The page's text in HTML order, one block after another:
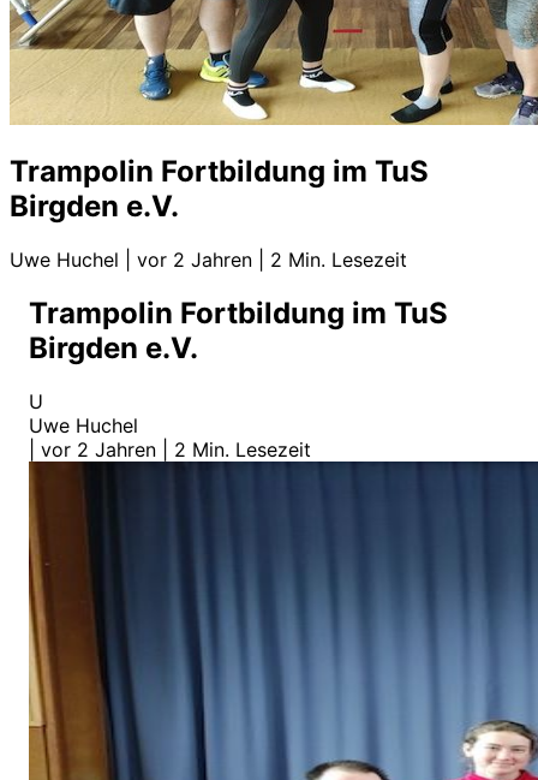
Trampolin Fortbildung im TuS
Birgden e.V.
Uwe Huchel vor 2 Jahren 2 Min. Lesezeit
Trampolin Fortbildung im TuS
Birgden e.V.
U
Uwe Huchel
vor 2 Jahren 2 Min. Lesezeit